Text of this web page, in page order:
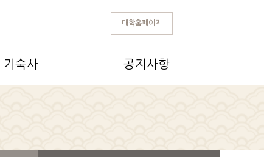
대학홈페이지
기숙사 공지사항